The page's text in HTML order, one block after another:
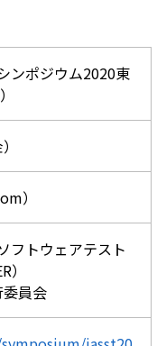
ンポジウム2020東
）
フトウェアテスト
員会